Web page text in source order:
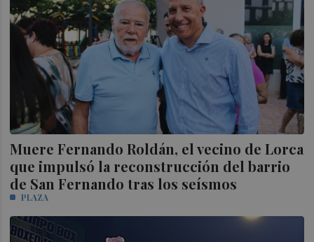
Muere Fernando Roldán, el vecino de Lorca
que impulsó la reconstrucción del barrio
de San Fernando tras los seísmos
PLAZA